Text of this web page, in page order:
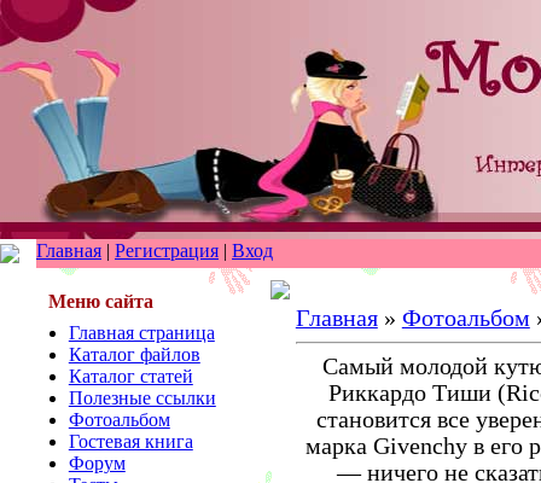
Главная | Регистрация | Вход
Меню сайта
Главная страница
Каталог файлов
Каталог статей
Полезные ссылки
Фотоальбом
Гостевая книга
Форум
Главная» Фотоальбом
Самый молодой
Риккардо Тиши
становится все
марка Givenchy в его
— ничего не